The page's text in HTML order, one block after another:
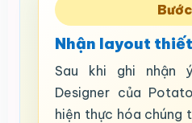
Nhận layout
Sau khi ghi nhận
Designer của
hiện thực hóa chúng